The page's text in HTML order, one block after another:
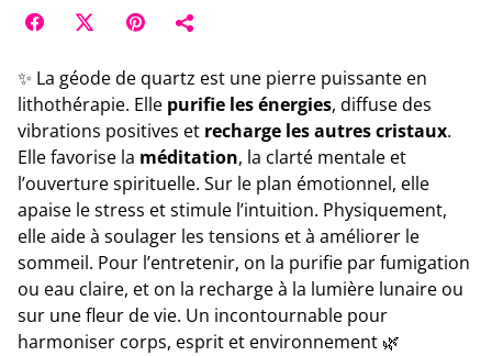
✨ La géode de quartz est une pierre puissante en
lithothérapie. Elle purifie les énergies, diffuse des
vibrations positives et recharge les autres cristaux.
Elle favorise la méditation, la clarté mentale et
l’ouverture spirituelle. Sur le plan émotionnel, elle
apaise le stress et stimule l’intuition. Physiquement,
elle aide à soulager les tensions et à améliorer le
sommeil. Pour l’entretenir, on la purifie par fumigation
ou eau claire, et on la recharge à la lumière lunaire ou
sur une fleur de vie. Un incontournable pour
harmoniser corps, esprit et environnement 🌿